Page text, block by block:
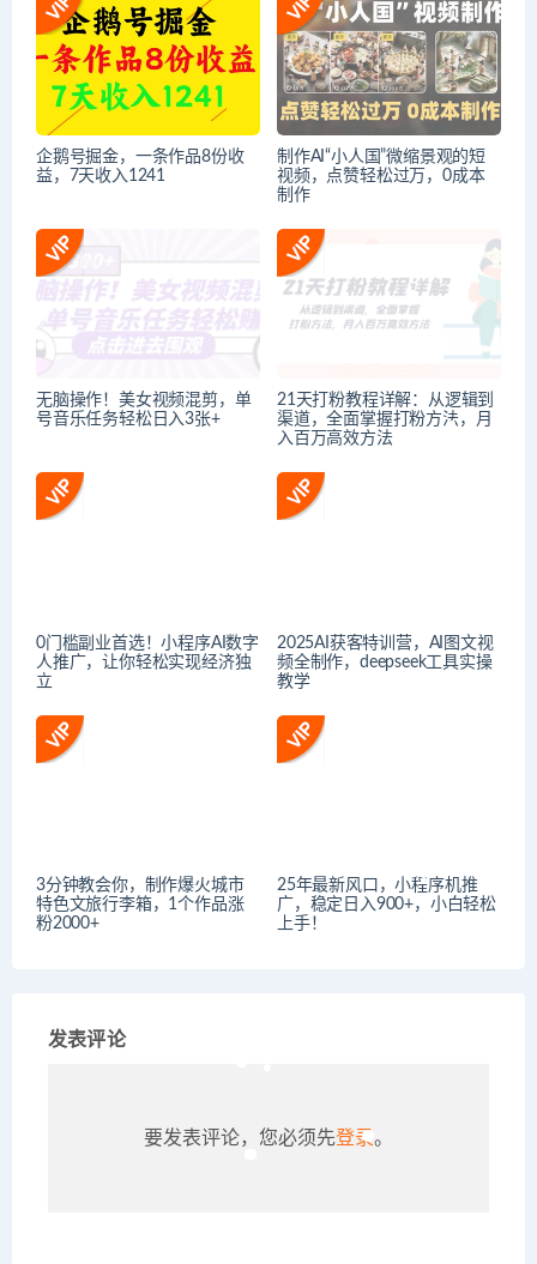
企鹅号掘金，一条作品8份收
益，7天收入1241
制作AI“小人国”微缩景观的短
视频，点赞轻松过万，0成本
制作
无脑操作！美女视频混剪，单
号音乐任务轻松日入3张+
21天打粉教程详解：从逻辑到
渠道，全面掌握打粉方法，月
入百万高效方法
0门槛副业首选！小程序AI数字
人推广，让你轻松实现经济独
立
2025AI获客特训营，AI图文视
频全制作，deepseek工具实操
教学
3分钟教会你，制作爆火城市
特色文旅行李箱，1个作品涨
粉2000+
25年最新风口，小程序机推
广，稳定日入900+，小白轻松
上手！
发表评论
要发表评论，您必须先登录。